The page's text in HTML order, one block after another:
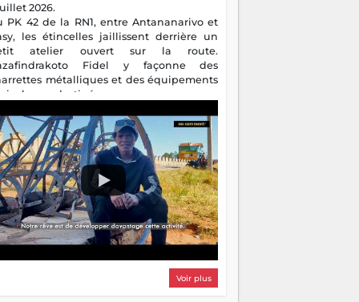
2026.
PK 42 de la RN1, entre Antananarivo et
les étincelles jaillissent derrière un
atelier ouvert sur la route.
Fidel y façonne des
métalliques et des équipements
destinés aux campagnes
il perpétue un métier discret mais
Voir plus